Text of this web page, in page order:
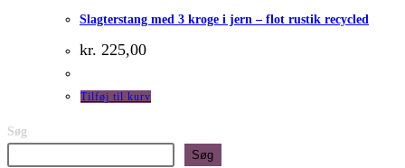
Slagterstang med 3 kroge i jern – flot rustik recycled
kr. 225,00
Tilføj til kurv
Søg
Søg